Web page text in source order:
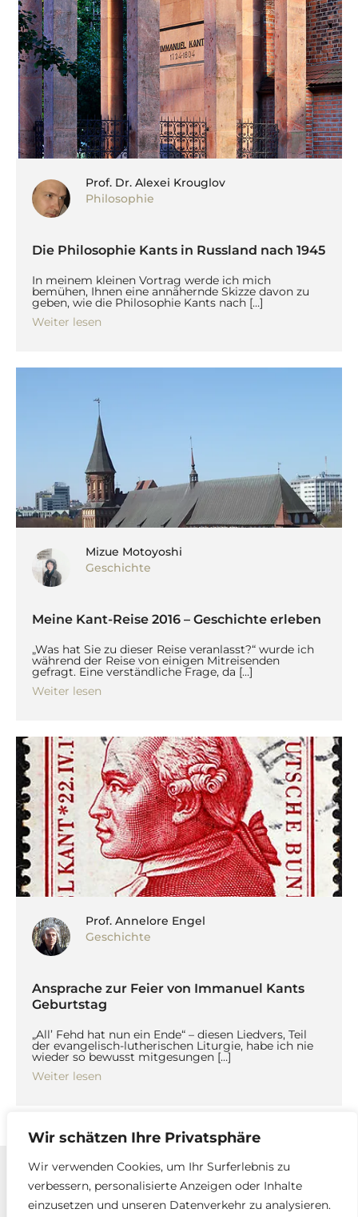
Wir schätzen Ihre Privatsphäre
Wir verwenden Cookies, um Ihr Surferlebnis zu
verbessern, personalisierte Anzeigen oder Inhalte
einzusetzen und unseren Datenverkehr zu analysieren.
Prof. Dr. Alexei Krouglov
Philosophie
Die Philosophie Kants in Russland nach 1945
In meinem kleinen Vortrag werde ich mich
bemühen, Ihnen eine annähernde Skizze davon zu
geben, wie die Philosophie Kants nach […]
Weiter lesen
Mizue Motoyoshi
Geschichte
Meine Kant-Reise 2016 – Geschichte erleben
„Was hat Sie zu dieser Reise veranlasst?“ wurde ich
während der Reise von einigen Mitreisenden
gefragt. Eine verständliche Frage, da […]
Weiter lesen
Prof. Annelore Engel
Geschichte
Ansprache zur Feier von Immanuel Kants
Geburtstag
„All’ Fehd hat nun ein Ende“ – diesen Liedvers, Teil
der evangelisch-lutherischen Liturgie, habe ich nie
wieder so bewusst mitgesungen […]
Weiter lesen
Kontakt